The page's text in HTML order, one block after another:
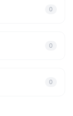
0
0
0